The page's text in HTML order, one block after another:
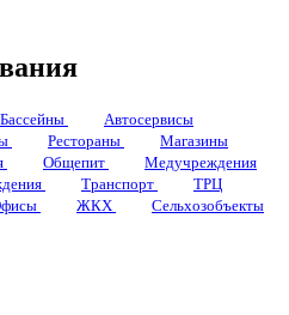
Бассейны
Автосервисы
Рестораны
Магазины
Общепит
Медучреждения
Транспорт
ТРЦ
ЖКХ
Сельхозобъекты